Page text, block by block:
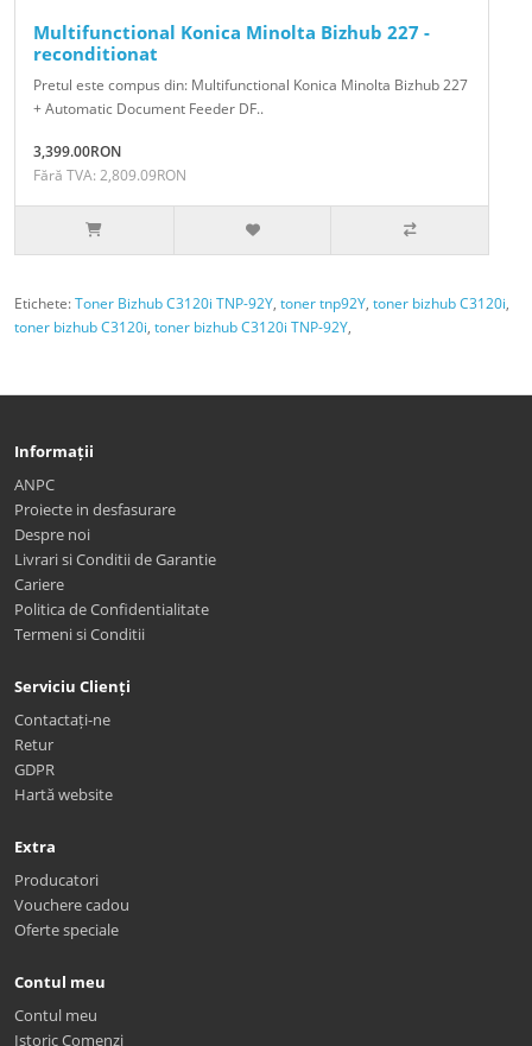
Multifunctional Konica Minolta Bizhub 227 -
reconditionat
Pretul este compus din: Multifunctional Konica Minolta Bizhub 227
+ Automatic Document Feeder DF..
3,399.00RON
Fără TVA: 2,809.09RON
Etichete:Toner Bizhub C3120i TNP-92Y, toner tnp92Y, toner bizhub C3120i,
toner bizhub C3120i, toner bizhub C3120i TNP-92Y,
Informații
ANPC
Proiecte in desfasurare
Despre noi
Livrari si Conditii de Garantie
Cariere
Politica de Confidentialitate
Termeni si Conditii
Serviciu Clienți
Contactați-ne
Retur
GDPR
Hartă website
Extra
Producatori
Vouchere cadou
Oferte speciale
Contul meu
Contul meu
Istoric Comenzi